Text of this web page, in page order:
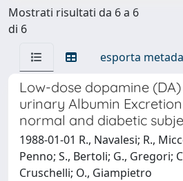
Mostrati risultati da 6 a 6
di 6
esporta
Low-dose dopamine
urinary Albumin Excretion
normal and diabetic
1988-01-01 R., Navalesi; R.,
Penno; S., Bertoli; G., Gregori;
Cruschelli; O., Giampietro